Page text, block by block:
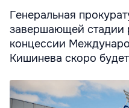
Генеральная
завершающей стадии
концессии
Кишинева скоро